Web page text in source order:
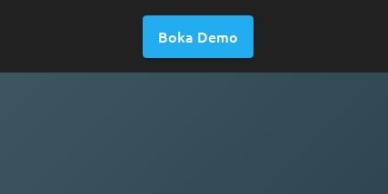
Boka Demo